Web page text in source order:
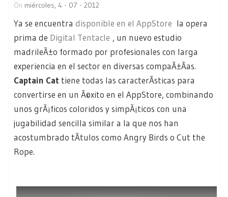
On miércoles, 4 - 07 - 2012
Ya se encuentra disponible en el AppStore la opera
prima de Digital Tentacle , un nuevo estudio
madrileÃ±o formado por profesionales con larga
experiencia en el sector en diversas compaÃ±Ã­as.
Captain Cat tiene todas las caracterÃ­sticas para
convertirse en un Ã©xito en el AppStore, combinando
unos grÃ¡ficos coloridos y simpÃ¡ticos con una
jugabilidad sencilla similar a la que nos han
acostumbrado tÃ­tulos como Angry Birds o Cut the
Rope.